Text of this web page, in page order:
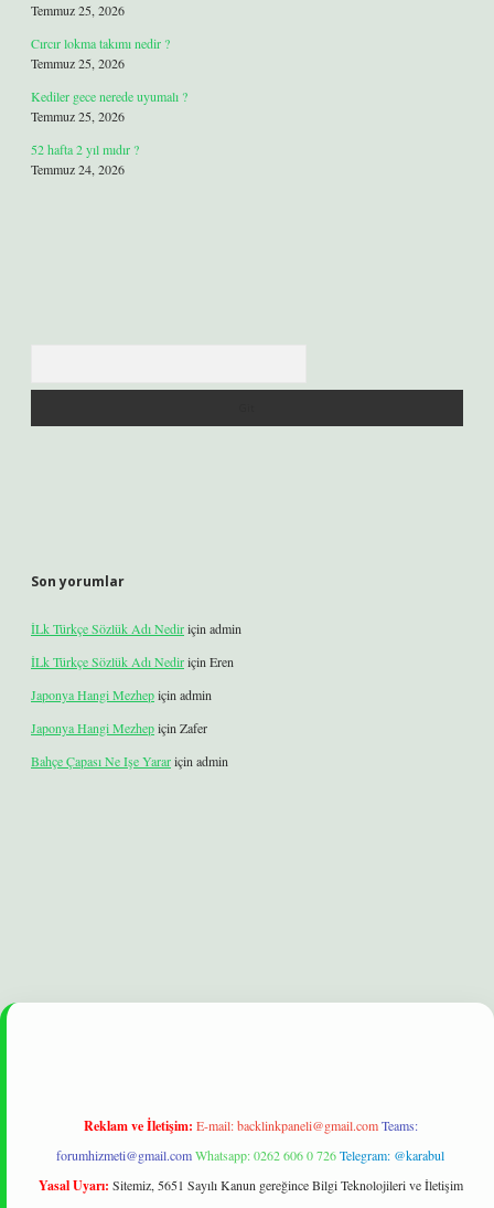
Temmuz 25, 2026
Cırcır lokma takımı nedir ?
Temmuz 25, 2026
Kediler gece nerede uyumalı ?
Temmuz 25, 2026
52 hafta 2 yıl mıdır ?
Temmuz 24, 2026
Son yorumlar
İLk Türkçe Sözlük Adı Nediriçin admin
İLk Türkçe Sözlük Adı Nediriçin Eren
Japonya Hangi Mezhepiçin admin
Japonya Hangi Mezhepiçin Zafer
Bahçe Çapası Ne Işe Yarariçin admin
Reklam ve İletişim: E-mail:backlinkpaneli@gmail.com Teams:
forumhizmeti@gmail.comWhatsapp: 0262 606 0 726Telegram: @karabul
Yasal Uyarı: Sitemiz, 5651 Sayılı Kanun gereğince Bilgi Teknolojileri ve İletişim